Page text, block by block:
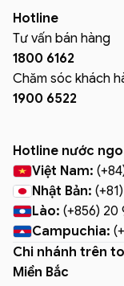
Hotline
Tư vấn bán hàng
1800 6162
Chăm sóc khách
1900 6522
Hotline nước
Việt Nam:
Nhật Bản:
Lào: (+856) 20
Campuchia:
Chi nhánh trên
Miền Bắc